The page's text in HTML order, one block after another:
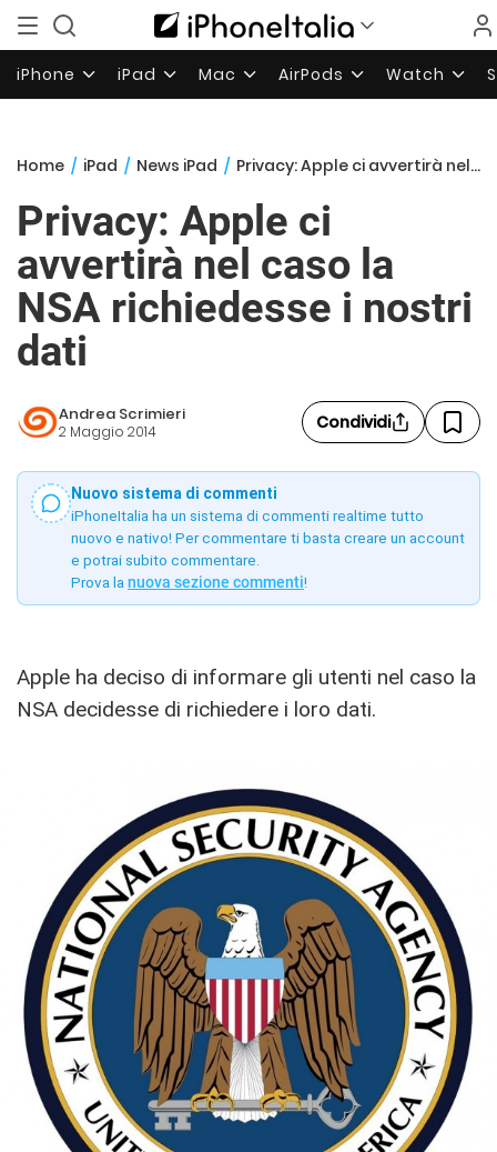
iPhone iPad Mac AirPods Watch
Home / iPad / News iPad / Privacy: Apple ci avvertirà nel caso la NSA richiedesse i nostri dati
Privacy: Apple ci
avvertirà nel caso la
NSA richiedesse i nostri
dati
Andrea Scrimieri
2 Maggio 2014 Condividi
Nuovo sistema di commenti
iPhoneItalia ha un sistema di commenti realtime tutto
nuovo e nativo! Per commentare ti basta creare un account
e potrai subito commentare.
Prova la nuova sezione commenti!
Apple ha deciso di informare gli utenti nel caso la
NSA decidesse di richiedere i loro dati.